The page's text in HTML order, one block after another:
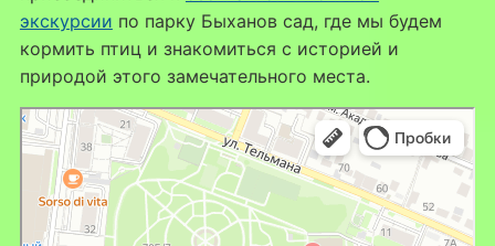
экскурсии по парку Быханов сад, где мы будем
кормить птиц и знакомиться с историей и
природой этого замечательного места.
Липецк
Яндекс Карты — транспорт, навигация, поиск мест